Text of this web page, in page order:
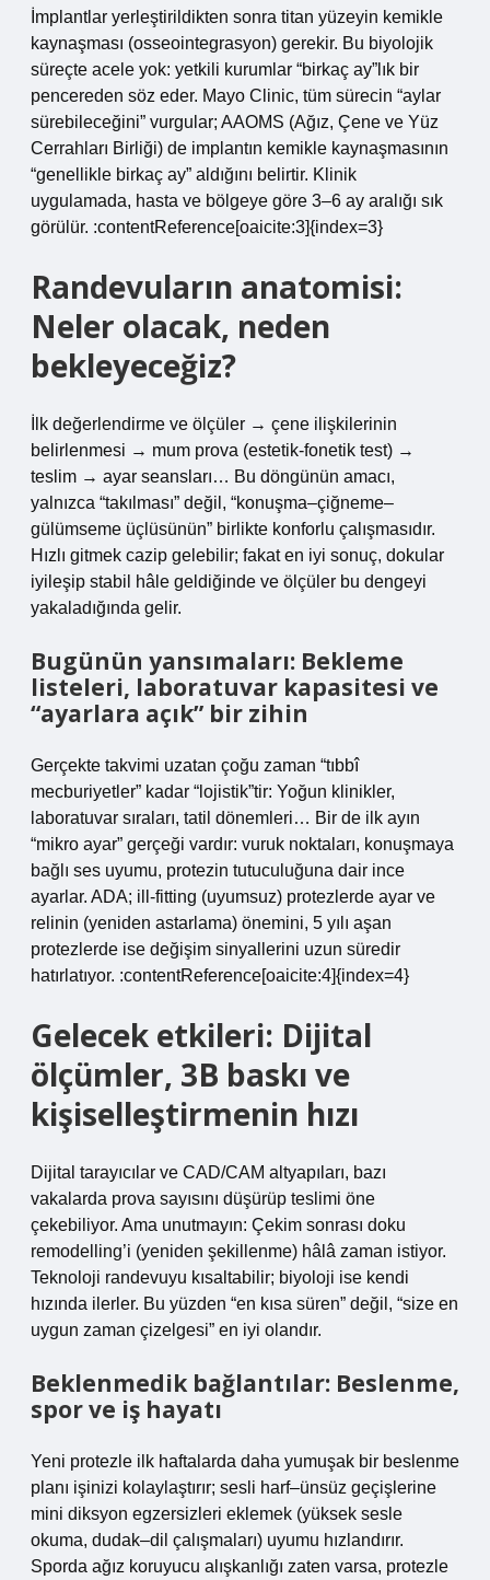
İmplantlar yerleştirildikten sonra titan yüzeyin kemikle
kaynaşması (osseointegrasyon) gerekir. Bu biyolojik
süreçte acele yok: yetkili kurumlar “birkaç ay”lık bir
pencereden söz eder. Mayo Clinic, tüm sürecin “aylar
sürebileceğini” vurgular; AAOMS (Ağız, Çene ve Yüz
Cerrahları Birliği) de implantın kemikle kaynaşmasının
“genellikle birkaç ay” aldığını belirtir. Klinik
uygulamada, hasta ve bölgeye göre 3–6 ay aralığı sık
görülür. :contentReference[oaicite:3]{index=3}
Randevuların anatomisi:
Neler olacak, neden
bekleyeceğiz?
İlk değerlendirme ve ölçüler → çene ilişkilerinin
belirlenmesi → mum prova (estetik-fonetik test) →
teslim → ayar seansları… Bu döngünün amacı,
yalnızca “takılması” değil, “konuşma–çiğneme–
gülümseme üçlüsünün” birlikte konforlu çalışmasıdır.
Hızlı gitmek cazip gelebilir; fakat en iyi sonuç, dokular
iyileşip stabil hâle geldiğinde ve ölçüler bu dengeyi
yakaladığında gelir.
Bugünün yansımaları: Bekleme
listeleri, laboratuvar kapasitesi ve
“ayarlara açık” bir zihin
Gerçekte takvimi uzatan çoğu zaman “tıbbî
mecburiyetler” kadar “lojistik”tir: Yoğun klinikler,
laboratuvar sıraları, tatil dönemleri… Bir de ilk ayın
“mikro ayar” gerçeği vardır: vuruk noktaları, konuşmaya
bağlı ses uyumu, protezin tutuculuğuna dair ince
ayarlar. ADA; ill-fitting (uyumsuz) protezlerde ayar ve
relinin (yeniden astarlama) önemini, 5 yılı aşan
protezlerde ise değişim sinyallerini uzun süredir
hatırlatıyor. :contentReference[oaicite:4]{index=4}
Gelecek etkileri: Dijital
ölçümler, 3B baskı ve
kişiselleştirmenin hızı
Dijital tarayıcılar ve CAD/CAM altyapıları, bazı
vakalarda prova sayısını düşürüp teslimi öne
çekebiliyor. Ama unutmayın: Çekim sonrası doku
remodelling’i (yeniden şekillenme) hâlâ zaman istiyor.
Teknoloji randevuyu kısaltabilir; biyoloji ise kendi
hızında ilerler. Bu yüzden “en kısa süren” değil, “size en
uygun zaman çizelgesi” en iyi olandır.
Beklenmedik bağlantılar: Beslenme,
spor ve iş hayatı
Yeni protezle ilk haftalarda daha yumuşak bir beslenme
planı işinizi kolaylaştırır; sesli harf–ünsüz geçişlerine
mini diksyon egzersizleri eklemek (yüksek sesle
okuma, dudak–dil çalışmaları) uyumu hızlandırır.
Sporda ağız koruyucu alışkanlığı zaten varsa, protezle